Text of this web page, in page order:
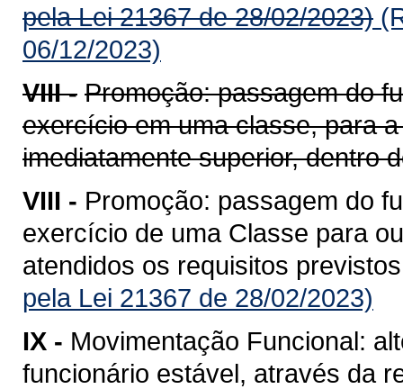
pela Lei 21367 de 28/02/2023)
06/12/2023)
VIII - Promoção: passagem do
exercício em uma classe, para
imediatamente superior, dentro
VIII - Promoção: passagem do
exercício de uma Classe para
atendidos os requisitos
pela Lei 21367 de 28/02/2023)
IX - Movimentação Funcional:
funcionário estável, através da